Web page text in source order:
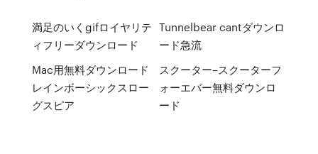
満足のいくgifロイヤリテ
ィフリーダウンロード
Mac用無料ダウンロード
レインボーシックスロー
グスピア
Tunnelbear cantダウンロ
ード急流
スクーター–スクーターフ
ォーエバー無料ダウンロ
ード